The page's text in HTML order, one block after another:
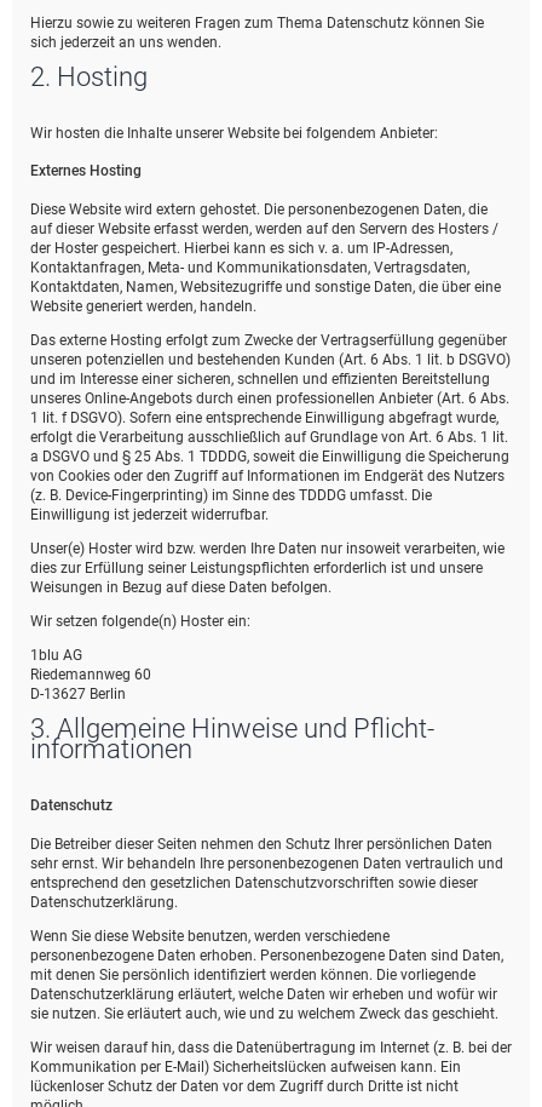
Hierzu sowie zu weiteren Fragen zum Thema Datenschutz können Sie
sich jederzeit an uns wenden.
2. Hosting
Wir hosten die Inhalte unserer Website bei folgendem Anbieter:
Externes Hosting
Diese Website wird extern gehostet. Die personenbezogenen Daten, die
auf dieser Website erfasst werden, werden auf den Servern des Hosters /
der Hoster gespeichert. Hierbei kann es sich v. a. um IP-Adressen,
Kontaktanfragen, Meta- und Kommunikationsdaten, Vertragsdaten,
Kontaktdaten, Namen, Websitezugriffe und sonstige Daten, die über eine
Website generiert werden, handeln.
Das externe Hosting erfolgt zum Zwecke der Vertragserfüllung gegenüber
unseren potenziellen und bestehenden Kunden (Art. 6 Abs. 1 lit. b DSGVO)
und im Interesse einer sicheren, schnellen und effizienten Bereitstellung
unseres Online-Angebots durch einen professionellen Anbieter (Art. 6 Abs.
1 lit. f DSGVO). Sofern eine entsprechende Einwilligung abgefragt wurde,
erfolgt die Verarbeitung ausschließlich auf Grundlage von Art. 6 Abs. 1 lit.
a DSGVO und § 25 Abs. 1 TDDDG, soweit die Einwilligung die Speicherung
von Cookies oder den Zugriff auf Informationen im Endgerät des Nutzers
(z. B. Device-Fingerprinting) im Sinne des TDDDG umfasst. Die
Einwilligung ist jederzeit widerrufbar.
Unser(e) Hoster wird bzw. werden Ihre Daten nur insoweit verarbeiten, wie
dies zur Erfüllung seiner Leistungspflichten erforderlich ist und unsere
Weisungen in Bezug auf diese Daten befolgen.
Wir setzen folgende(n) Hoster ein:
1blu AG
Riedemannweg 60
D-13627 Berlin
3. Allgemeine Hinweise und Pflicht­
informationen
Datenschutz
Die Betreiber dieser Seiten nehmen den Schutz Ihrer persönlichen Daten
sehr ernst. Wir behandeln Ihre personenbezogenen Daten vertraulich und
entsprechend den gesetzlichen Datenschutzvorschriften sowie dieser
Datenschutzerklärung.
Wenn Sie diese Website benutzen, werden verschiedene
personenbezogene Daten erhoben. Personenbezogene Daten sind Daten,
mit denen Sie persönlich identifiziert werden können. Die vorliegende
Datenschutzerklärung erläutert, welche Daten wir erheben und wofür wir
sie nutzen. Sie erläutert auch, wie und zu welchem Zweck das geschieht.
Wir weisen darauf hin, dass die Datenübertragung im Internet (z. B. bei der
Kommunikation per E-Mail) Sicherheitslücken aufweisen kann. Ein
lückenloser Schutz der Daten vor dem Zugriff durch Dritte ist nicht